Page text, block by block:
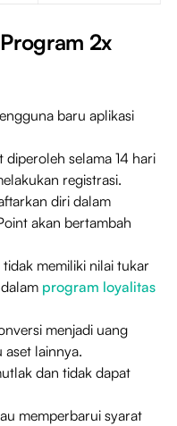
2x
baru aplikasi
selama 14 hari
registrasi.
diri dalam
akan bertambah
memiliki nilai tukar
program loyalitas
menjadi uang
lainnya.
dan tidak dapat
memperbarui syarat